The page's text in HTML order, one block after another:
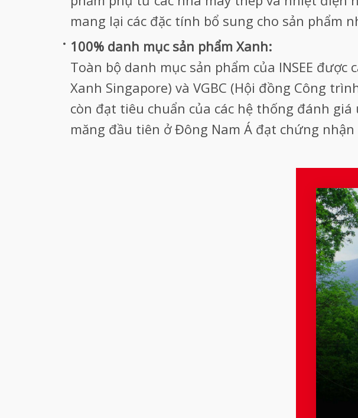
mang lại các đặc tính bổ sung cho sản phẩm
100% danh mục sản phẩm Xanh:
Toàn bộ danh mục sản phẩm của INSEE được
Xanh Singapore) và VGBC (Hội đồng Công
còn đạt tiêu chuẩn của các hệ thống đánh giá
măng đầu tiên ở Đông Nam Á đạt chứng